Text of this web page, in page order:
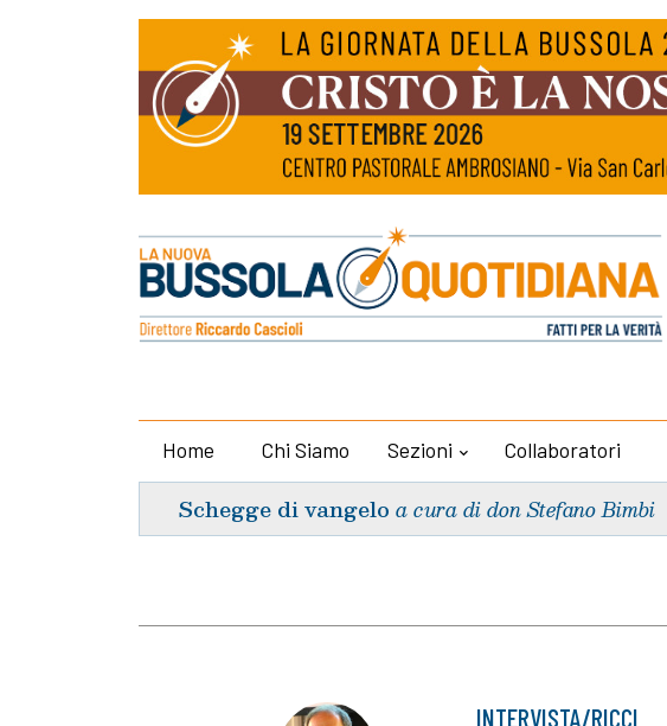
Home Chi Siamo Sezioni Collaboratori
Schegge di vangelo a cura di don Stefano Bimbi
INTERVISTA/RICCI